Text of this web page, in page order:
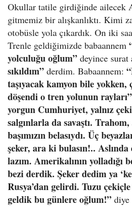
Okullar tatile girdiğinde ailecek
gitmemiz bir alışkanlıktı. Kimi
otobüsle yola çıkardık. On iki
Trenle geldiğimizde babaannem
yolculuğu oğlum” deyince surat
sıkıldım” derdim. Babaannem:
taşıyacak kamyon bile
döşendi o tren yolunun rayları”
yorgun Cumhuriyet, yalnız
salgınlarla da savaştı.
başımızın belasıydı. Üç
şeker, ara ki bulasın!..
lazım. Amerikalının yolladığı
bezi derdik. Şeker dedim ya
Rusya’dan gelirdi. Tuzu
geldik bu günlere oğlum!” diye